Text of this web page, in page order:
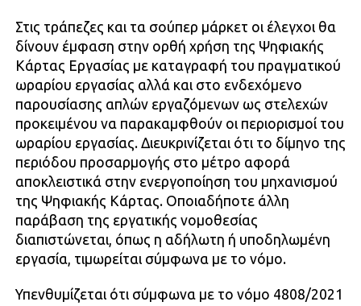
Στις τράπεζες και τα σούπερ μάρκετ οι έλεγχοι θα
δίνουν έμφαση στην ορθή χρήση της Ψηφιακής
Κάρτας Εργασίας με καταγραφή του πραγματικού
ωραρίου εργασίας αλλά και στο ενδεχόμενο
παρουσίασης απλών εργαζόμενων ως στελεχών
προκειμένου να παρακαμφθούν οι περιορισμοί του
ωραρίου εργασίας. Διευκρινίζεται ότι το δίμηνο της
περιόδου προσαρμογής στο μέτρο αφορά
αποκλειστικά στην ενεργοποίηση του μηχανισμού
της Ψηφιακής Κάρτας. Οποιαδήποτε άλλη
παράβαση της εργατικής νομοθεσίας
διαπιστώνεται, όπως η αδήλωτη ή υποδηλωμένη
εργασία, τιμωρείται σύμφωνα με το νόμο.
Υπενθυμίζεται ότι σύμφωνα με το νόμο 4808/2021